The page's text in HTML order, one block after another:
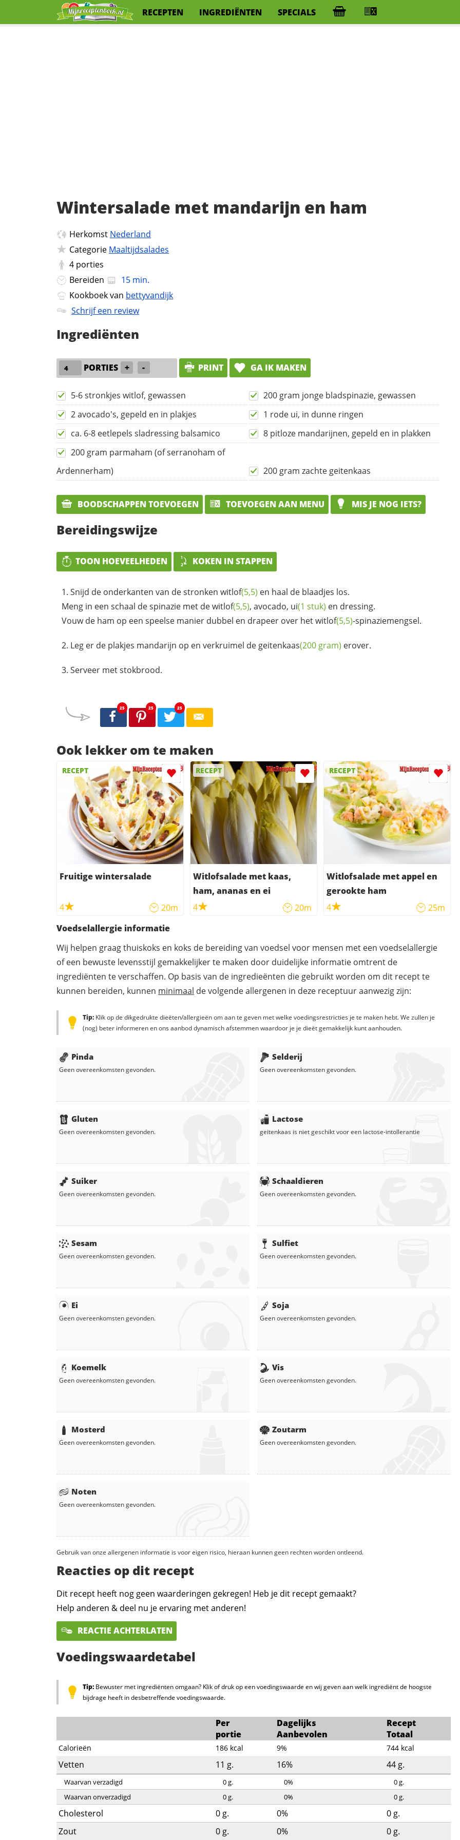
RECEPTEN INGREDIËNTEN SPECIALS
Wintersalade met mandarijn en ham
Herkomst Nederland
Categorie Maaltijdsalades
4 porties
Bereiden
15 min.
Kookboek van bettyvandijk
Schrijf een review
Ingrediënten
PORTIES + - PRINT GA IK MAKEN
5-6 stronkjes witlof, gewassen
200 gram jonge bladspinazie, gewassen
2 avocado's, gepeld en in plakjes
1 rode ui, in dunne ringen
ca. 6-8 eetlepels sladressing balsamico
8 pitloze mandarijnen, gepeld en in plakken
200 gram parmaham (of serranoham of
Ardennerham)
200 gram zachte geitenkaas
BOODSCHAPPEN TOEVOEGEN TOEVOEGEN AAN MENU MIS JE NOG IETS?
Bereidingswijze
TOON HOEVEELHEDEN KOKEN IN STAPPEN
Snijd de onderkanten van de stronken witlof(5,5) en haal de blaadjes los.
Meng in een schaal de spinazie met dewitlof(5,5), avocado, ui(1 stuk) en dressing.
Vouw de ham op een speelse manier dubbel en drapeer over hetwitlof(5,5)-spinaziemengsel.
Leg er de plakjes mandarijn op en verkruimel de geitenkaas(200 gram) erover.
Serveer met stokbrood.
25 25 25
Ook lekker om te maken
RECEPT
Fruitige wintersalade
4 20m
RECEPT
Witlofsalade met kaas,
ham, ananas en ei
4
20m
RECEPT
Witlofsalade met appel en
gerookte ham
4
25m
Voedselallergie informatie
Wij helpen graag thuiskoks en koks de bereiding van voedsel voor mensen met een voedselallergie
of een bewuste levensstijl gemakkelijker te maken door duidelijke informatie omtrent de
ingrediënten te verschaffen. Op basis van de ingredieënten die gebruikt worden om dit recept te
kunnen bereiden, kunnen minimaal de volgende allergenen in deze receptuur aanwezig zijn:
Tip: Klik op de dikgedrukte dieëten/allergieën om aan te geven met welke voedingsrestricties je te maken hebt. We zullen je
(nog) beter informeren en ons aanbod dynamisch afstemmen waardoor je je dieët gemakkelijk kunt aanhouden.
Pinda
Geen overeenkomsten gevonden.
Gluten
Geen overeenkomsten gevonden.
Suiker
Geen overeenkomsten gevonden.
Sesam
Geen overeenkomsten gevonden.
Ei
Geen overeenkomsten gevonden.
Koemelk
Geen overeenkomsten gevonden.
Mosterd
Geen overeenkomsten gevonden.
Noten
Geen overeenkomsten gevonden.
Selderij
Geen overeenkomsten gevonden.
Lactose
geitenkaas is niet geschikt voor een lactose-intollerantie
Schaaldieren
Geen overeenkomsten gevonden.
Sulfiet
Geen overeenkomsten gevonden.
Soja
Geen overeenkomsten gevonden.
Vis
Geen overeenkomsten gevonden.
Zoutarm
Geen overeenkomsten gevonden.
Gebruik van onze allergenen informatie is voor eigen risico, hieraan kunnen geen rechten worden ontleend.
Reacties op dit recept
Dit recept heeft nog geen waarderingen gekregen! Heb je dit recept gemaakt?
Help anderen & deel nu je ervaring met anderen!
REACTIE ACHTERLATEN
Voedingswaardetabel
Tip: Bewuster met ingrediënten omgaan? Klik of druk op een voedingswaarde en wij geven aan welk ingrediënt de hoogste
bijdrage heeft in desbetreffende voedingswaarde.
Per
portie
Dagelijks
Aanbevolen
Recept
Totaal
Calorieën 186 kcal 9% 744 kcal
Vetten 11 g. 16% 44 g.
Waarvan verzadigd 0g. 0% 0g.
Waarvan onverzadigd
0g. 0% 0g.
Cholesterol 0 g. 0% 0 g.
Zout
0 g. 0% 0 g.